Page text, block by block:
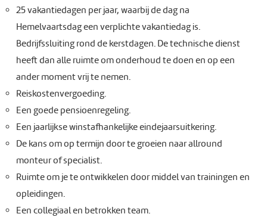
25 vakantiedagen per jaar, waarbij de dag na
Hemelvaartsdag een verplichte vakantiedag is.
Bedrijfssluiting rond de kerstdagen. De technische dienst
heeft dan alle ruimte om onderhoud te doen en op een
ander moment vrij te nemen.
Reiskostenvergoeding.
Een goede pensioenregeling.
Een jaarlijkse winstafhankelijke eindejaarsuitkering.
De kans om op termijn door te groeien naar allround
monteur of specialist.
Ruimte om je te ontwikkelen door middel van trainingen en
opleidingen.
Een collegiaal en betrokken team.